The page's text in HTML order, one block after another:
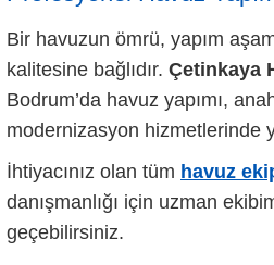
Bir havuzun ömrü, yapım
kalitesine bağlıdır. Çetinkaya
Bodrum’da havuz yapımı,
modernizasyon hizmetlerinde
İhtiyacınız olan tüm havuz
danışmanlığı için uzman
geçebilirsiniz.